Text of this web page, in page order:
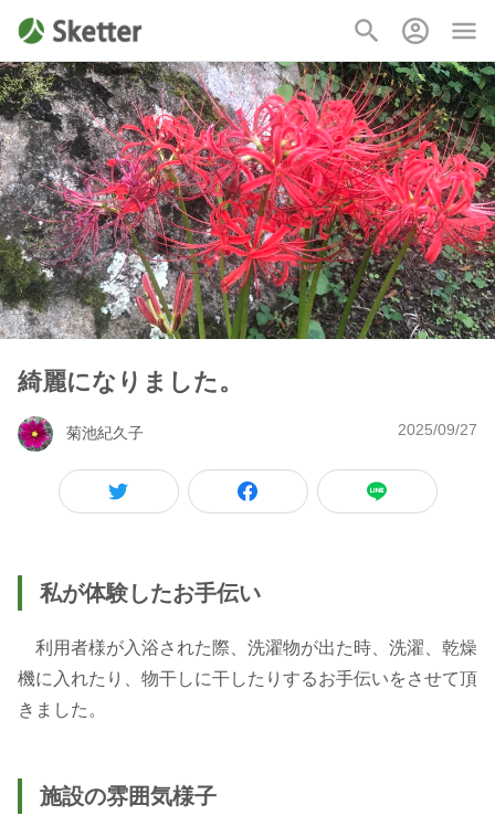
綺麗になりました。
菊池紀久子 2025/09/27
私が体験したお手伝い
利用者様が入浴された際、洗濯物が出た時、洗濯、乾燥
機に入れたり、物干しに干したりするお手伝いをさせて頂
きました。
施設の雰囲気様子